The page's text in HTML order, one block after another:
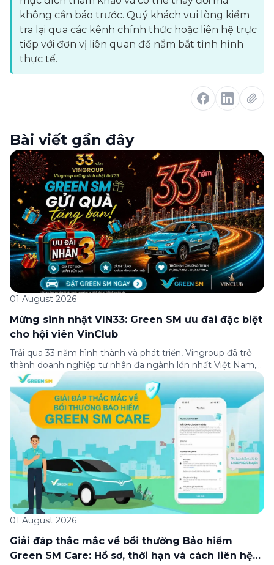
không cần báo trước. Quý khách vui lòng kiểm
tra lại qua các kênh chính thức hoặc liên hệ trực
tiếp với đơn vị liên quan để nắm bắt tình hình
thực tế.
Bài viết gần đây
01 August 2026
Mừng sinh nhật VIN33: Green SM ưu đãi đặc biệt
cho hội viên VinClub
Trải qua 33 năm hình thành và phát triển, Vingroup đã trở
thành doanh nghiệp tư nhân đa ngành lớn nhất Việt Nam,
lọt Top 30 doanh nghiệp lớn nhất Đông Nam Á theo bảng
xếp hạng của Tạp chí Fortune (Mỹ). Nhân kỷ niệm 33 năm
thành lập (8/8/1993 đến 8/8/2026), Green SM trân […]
01 August 2026
Giải đáp thắc mắc về bồi thường Bảo hiểm
Green SM Care: Hồ sơ, thời hạn và cách liên hệ